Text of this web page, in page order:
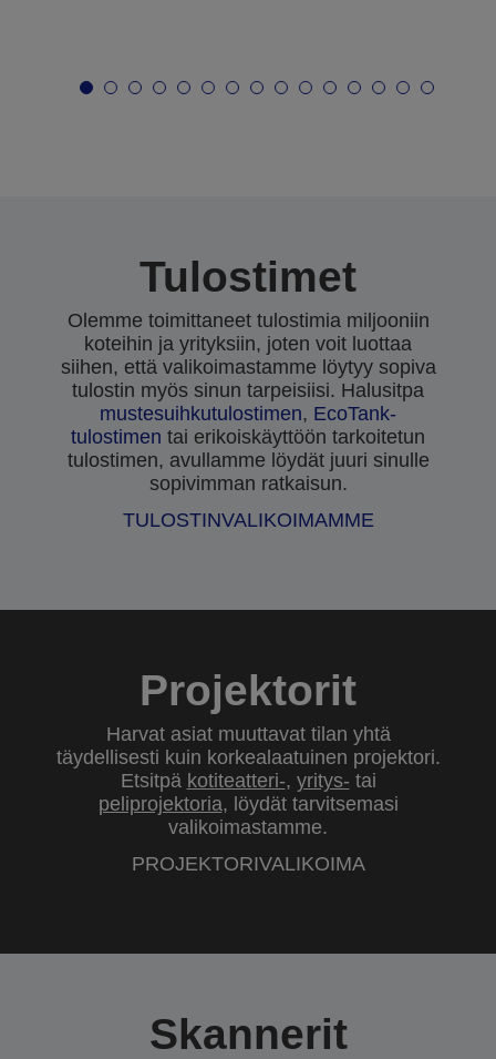
Tulostimet
Olemme toimittaneet tulostimia miljooniin
koteihin ja yrityksiin, joten voit luottaa
siihen, että valikoimastamme löytyy sopiva
tulostin myös sinun tarpeisiisi. Halusitpa
mustesuihkutulostimen, EcoTank-
tulostimen tai erikoiskäyttöön tarkoitetun
tulostimen, avullamme löydät juuri sinulle
sopivimman ratkaisun.
TULOSTINVALIKOIMAMME
Projektorit
Harvat asiat muuttavat tilan yhtä
täydellisesti kuin korkealaatuinen projektori.
Etsitpä kotiteatteri-, yritys- tai
peliprojektoria, löydät tarvitsemasi
valikoimastamme.
PROJEKTORIVALIKOIMA
Skannerit